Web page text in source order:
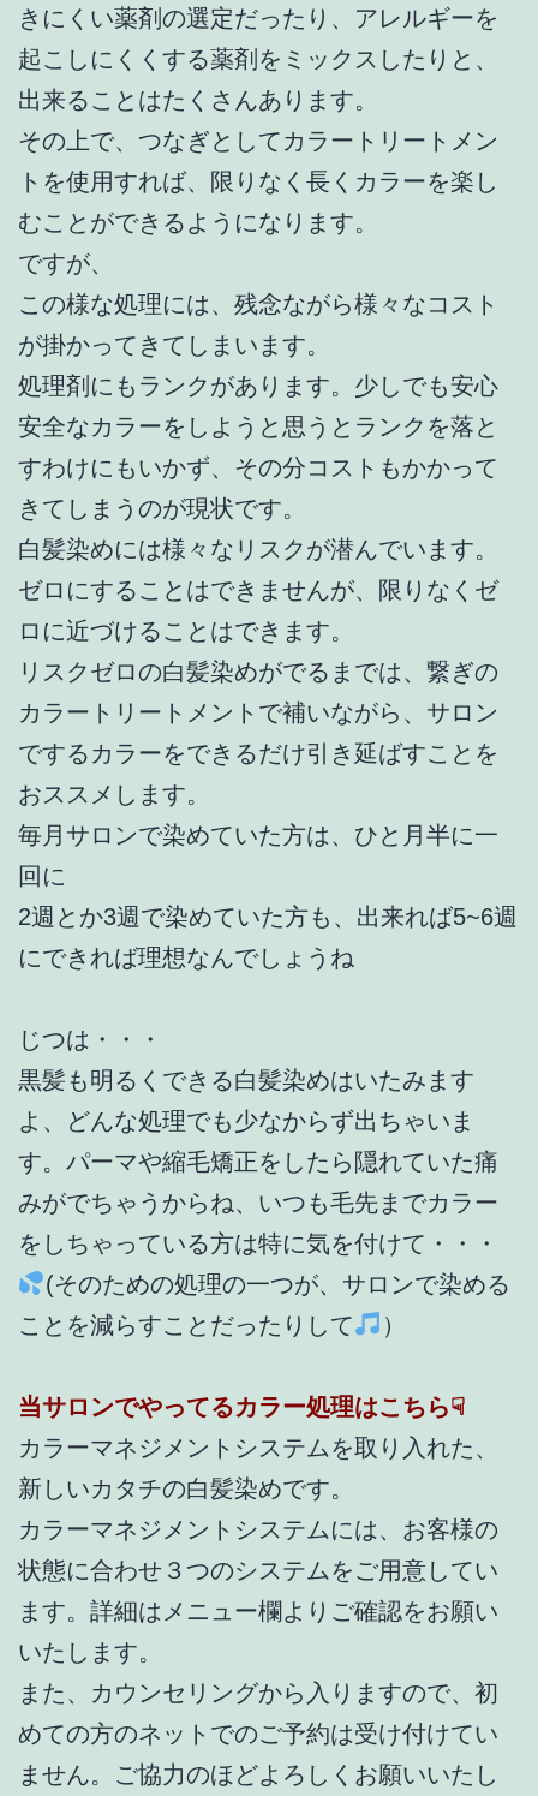
きにくい薬剤の選定だったり、アレルギーを
起こしにくくする薬剤をミックスしたりと、
出来ることはたくさんあります。
その上で、つなぎとしてカラートリートメン
トを使用すれば、限りなく長くカラーを楽し
むことができるようになります。
ですが、
この様な処理には、残念ながら様々なコスト
が掛かってきてしまいます。
処理剤にもランクがあります。少しでも安心
安全なカラーをしようと思うとランクを落と
すわけにもいかず、その分コストもかかって
きてしまうのが現状です。
白髪染めには様々なリスクが潜んでいます。
ゼロにすることはできませんが、限りなくゼ
ロに近づけることはできます。
リスクゼロの白髪染めがでるまでは、繋ぎの
カラートリートメントで補いながら、サロン
でするカラーをできるだけ引き延ばすことを
おススメします。
毎月サロンで染めていた方は、ひと月半に一
回に
2週とか3週で染めていた方も、出来れば5~6週
にできれば理想なんでしょうね
じつは・・・
黒髪も明るくできる白髪染めはいたみます
よ、どんな処理でも少なからず出ちゃいま
す。パーマや縮毛矯正をしたら隠れていた痛
みがでちゃうからね、いつも毛先までカラー
をしちゃっている方は特に気を付けて・・・
(そのための処理の一つが、サロンで染める
ことを減らすことだったりして
）
当サロンでやってるカラー処理はこちら☟
カラーマネジメントシステムを取り入れた、
新しいカタチの白髪染めです。
カラーマネジメントシステムには、お客様の
状態に合わせ３つのシステムをご用意してい
ます。詳細はメニュー欄よりご確認をお願い
いたします。
また、カウンセリングから入りますので、初
めての方のネットでのご予約は受け付けてい
ません。ご協力のほどよろしくお願いいたし